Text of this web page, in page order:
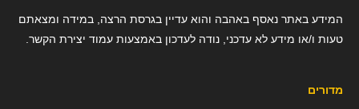
המידע באתר נאסף באהבה והוא עדיין בגרסת הרצה, במידה ומצאתם
טעות ו/או מידע לא עדכני, נודה לעדכון באמצעות עמוד יצירת הקשר.
מדורים